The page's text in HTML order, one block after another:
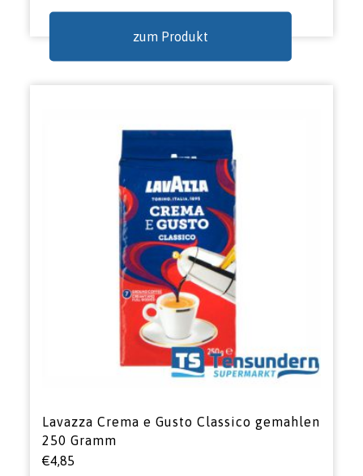
zum Produkt
Lavazza Crema e Gusto Classico gemahlen
250 Gramm
€4,85